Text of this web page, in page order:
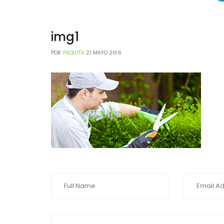
img1
POR PAQUITA 21 MAYO 2016